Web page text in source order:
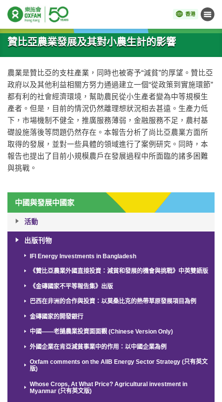
香港 目錄
開始主要內容
贊比亞農業發展及其對小農生計的影響
中國與發展中國家
活動
出版刊物
IFI Energy Investments in Bangladesh
《贊比亞農業外國直接投資：減貧和發展的機會與挑戰》中英雙語版
《金磚國家不平等報告集》出版
巴西在非洲的合作與投資：以莫桑比克的熱帶草原發展項目為例
金磚國家的開發銀行
中國——老撾農業投資面面觀 (Chinese Version Only)
外國企業在肯亞減貧事業中的作用：以中國企業為例
Oxfam comments on the AIIB Energy Sector Strategy (只有英文
版)
Whose Crops, At What Price? Agricultural investment in
Myanmar (只有英文版)
農業是贊比亞的支柱產業，同時也被寄予“減貧”的厚望。贊比亞
政府以及其他利益相關方努力通過建立一個“從政策到實施環節”
都有利的社會經濟環境，幫助農民從小生產者變為中等規模生
產者。但是，目前的情況仍然離理想狀況相去甚遠。生產力低
下，市場機制不健全，推廣服務薄弱，金融服務不足，農村基
礎設施落後等問題仍然存在。本報告分析了尚比亞農業方面所
取得的發展，並對一些具體的領域進行了案例研究。同時，本
報告也提出了目前小規模農戶在發展過程中所面臨的諸多困難
與挑戰。